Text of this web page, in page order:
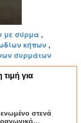
με σύρμα ,
κήπων ,
συρμάτων
για
ενωμένο στενά